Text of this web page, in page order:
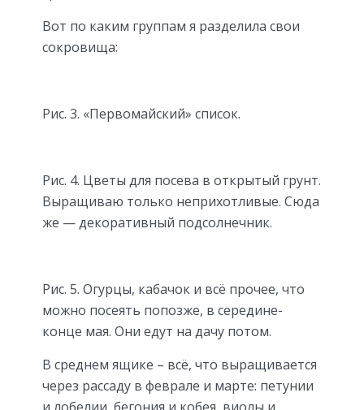
Вот по каким группам я разделила свои
сокровища:
Рис. 3. «Первомайский» список.
Рис. 4. Цветы для посева в открытый грунт.
Выращиваю только неприхотливые. Сюда
же — декоративный подсолнечник.
Рис. 5. Огурцы, кабачок и всё прочее, что
можно посеять попозже, в середине-
конце мая. Они едут на дачу потом.
В среднем ящике – всё, что выращивается
через рассаду в феврале и марте: петунии